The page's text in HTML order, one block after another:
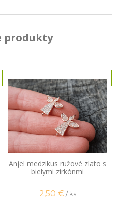
produkty
Anjel medzikus ružové zlato s
bielymi zirkónmi
2,50 € / ks